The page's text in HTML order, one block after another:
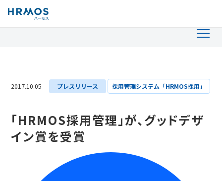
2017.10.05 プレスリリース 採用管理システム「HRMOS採用」
「HRMOS採用管理」が、グッドデザ
イン賞を受賞